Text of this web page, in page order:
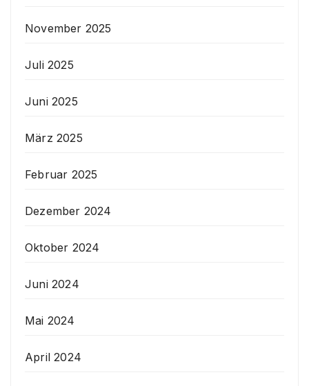
November 2025
Juli 2025
Juni 2025
März 2025
Februar 2025
Dezember 2024
Oktober 2024
Juni 2024
Mai 2024
April 2024